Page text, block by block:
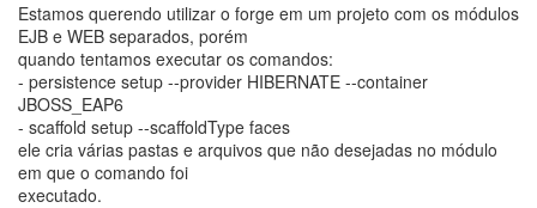
Estamos querendo utilizar o forge em um projeto com os módulos
EJB e WEB separados, porém
quando tentamos executar os comandos:
- persistence setup --provider HIBERNATE --container
JBOSS_EAP6
- scaffold setup --scaffoldType faces
ele cria várias pastas e arquivos que não desejadas no módulo
em que o comando foi
executado.